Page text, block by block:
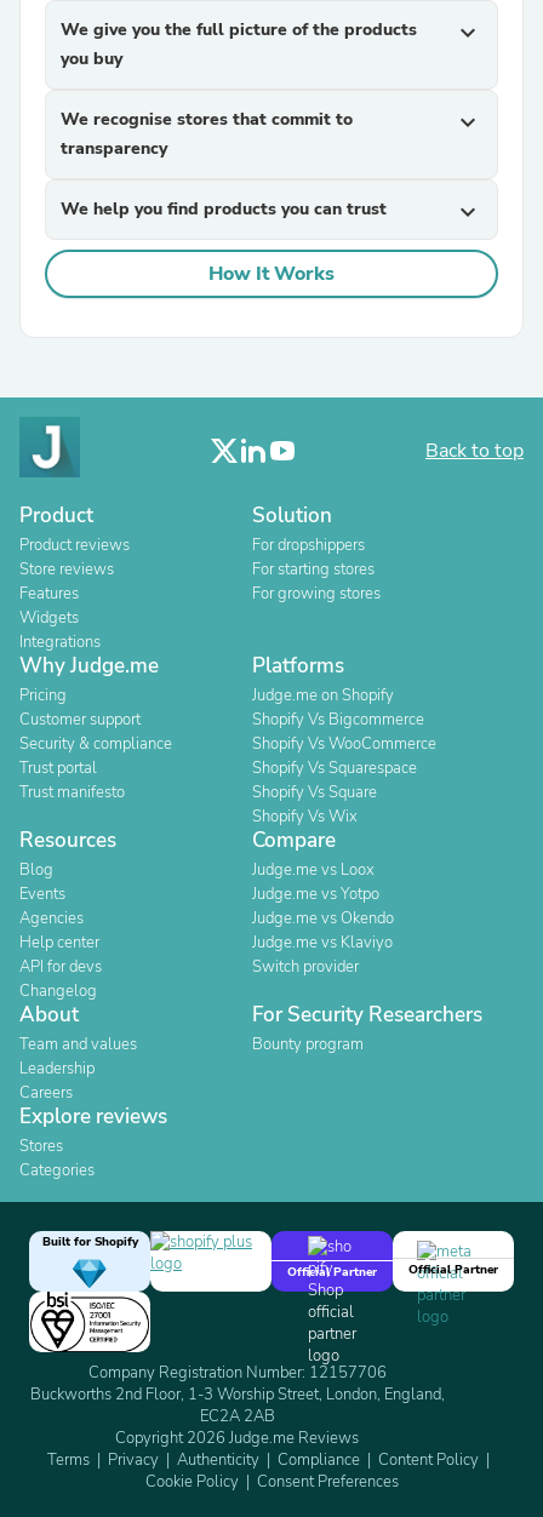
We give you the full picture of the products
you buy
expand_more
We recognise stores that commit to
transparency
expand_more
We help you find products you can trust expand_more
How It Works
Back to top
Product
Product reviews
Store reviews
Features
Widgets
Integrations
Solution
For dropshippers
For starting stores
For growing stores
Why Judge.me
Pricing
Customer support
Security & compliance
Trust portal
Trust manifesto
Platforms
Judge.me on Shopify
Shopify Vs Bigcommerce
Shopify Vs WooCommerce
Shopify Vs Squarespace
Shopify Vs Square
Shopify Vs Wix
Resources
Blog
Events
Agencies
Help center
API for devs
Changelog
Compare
Judge.me vs Loox
Judge.me vs Yotpo
Judge.me vs Okendo
Judge.me vs Klaviyo
Switch provider
About
Team and values
Leadership
Careers
For Security Researchers
Bounty program
Explore reviews
Stores
Categories
Built for Shopify
Official Partner
Official Partner
Company Registration Number: 12157706
Buckworths 2nd Floor, 1-3 Worship Street, London, England,
EC2A 2AB
Copyright 2026 Judge.me Reviews
Terms
Privacy Authenticity Compliance
Content Policy
Cookie Policy
Consent Preferences